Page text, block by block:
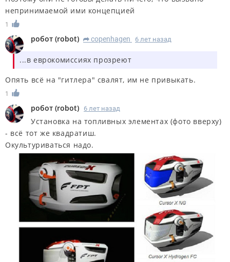
непринимаемой ими концепцией
1
робот (robot) R copenhagen 6 лет назад
...в еврокомиссиях прозреют
Опять всё на "гитлера" свалят, им не привыкать.
1
робот (robot) 6 лет назад
Установка на топливных элементах (фото вверху)
- всё тот же квадратиш.
Окультуриваться надо.